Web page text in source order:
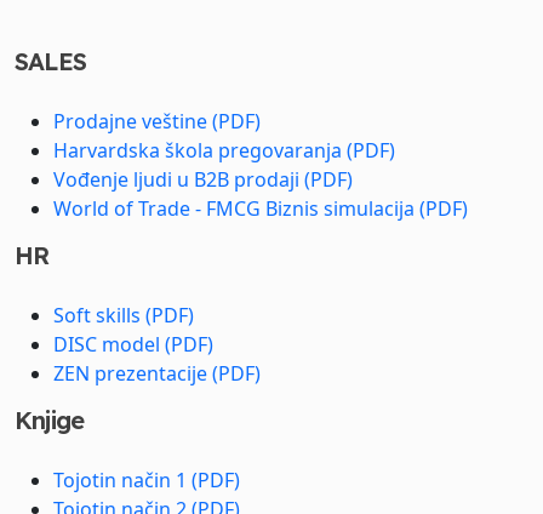
SALES
Prodajne veštine (PDF)
Harvardska škola pregovaranja (PDF)
Vođenje ljudi u B2B prodaji (PDF)
World of Trade - FMCG Biznis simulacija (PDF)
HR
Soft skills (PDF)
DISC model (PDF)
ZEN prezentacije (PDF)
Knjige
Tojotin način 1 (PDF)